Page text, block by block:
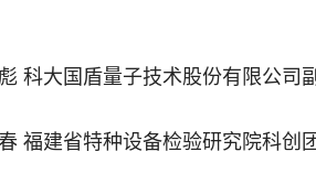
科大国盾量子技术股份有限公司
福建省特种设备检验研究院科创